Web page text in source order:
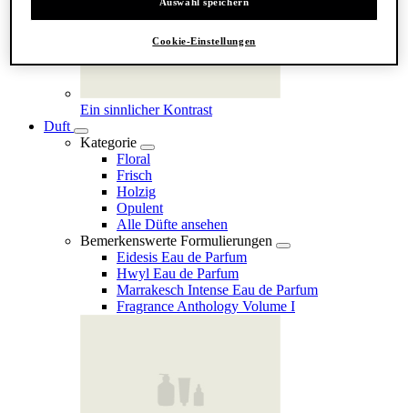
Ein sinnlicher Kontrast
Duft
Kategorie
Floral
Frisch
Holzig
Opulent
Alle Düfte ansehen
Bemerkenswerte Formulierungen
Eidesis Eau de Parfum
Hwyl Eau de Parfum
Marrakesch Intense Eau de Parfum
Fragrance Anthology Volume I
Cookie-Einstellungen